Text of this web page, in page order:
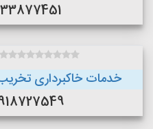
09133877451
خدمات خاکبرداری
09918727549